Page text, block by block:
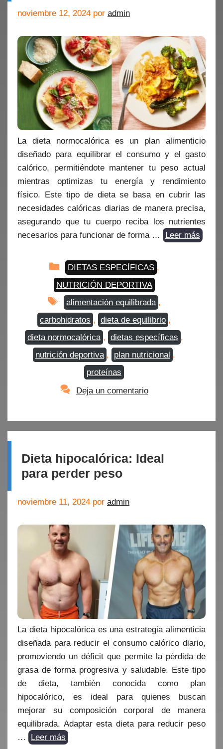
noviembre 12, 2024 por admin
La dieta normocalórica es un plan alimenticio
diseñado para equilibrar el consumo y el gasto
calórico, permitiéndote mantener tu peso actual
mientras optimizas tu energía y rendimiento
físico. Este tipo de dieta se basa en cubrir las
necesidades calóricas diarias de manera precisa,
asegurando que tu cuerpo reciba los nutrientes
necesarios para funcionar de forma …
Leer más
Categorías
DIETAS ESPECÍFICAS ,
NUTRICIÓN DEPORTIVA
Etiquetas
alimentación equilibrada ,
carbohidratos , dieta de equilibrio ,
dieta normocalórica , dietas específicas ,
nutrición deportiva , plan nutricional ,
proteínas
Deja un comentario
Dieta hipocalórica: Ideal
para perder peso
noviembre 11, 2024 por admin
La dieta hipocalórica es una estrategia alimenticia
diseñada para reducir el consumo calórico diario,
promoviendo un déficit que permite la pérdida de
grasa de forma progresiva y saludable. Este tipo
de dieta, también conocida como plan
hipocalórico, es ideal para quienes buscan
mejorar su composición corporal de manera
equilibrada. Adaptar esta dieta para reducir peso
…
Leer más